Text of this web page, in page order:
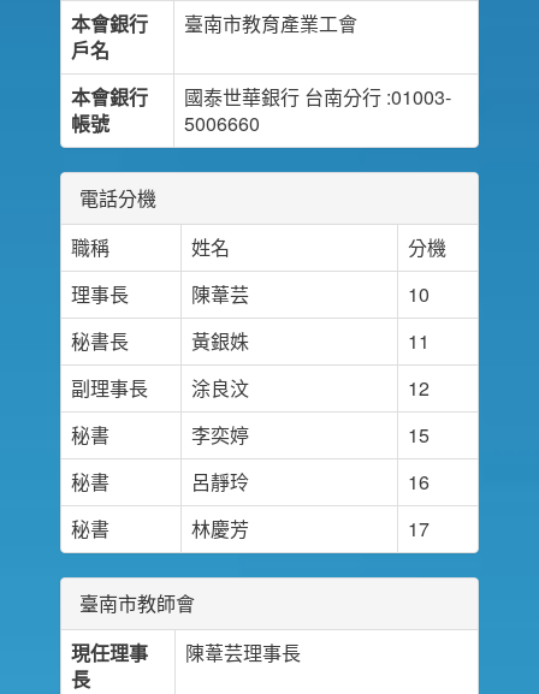
本會銀行
戶名
臺南市教育產業工會
本會銀行
帳號
國泰世華銀行 台南分行 :01003-
5006660
電話分機
職稱
姓名
分機
理事長
陳葦芸
10
秘書長
黃銀姝
11
副理事長
涂良汶
12
秘書
李奕婷
15
秘書
呂靜玲
16
秘書
林慶芳 17
臺南市教師會
現任理事
長
陳葦芸理事長